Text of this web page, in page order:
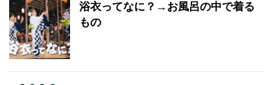
浴衣ってなに？→お風呂の中で着る
もの